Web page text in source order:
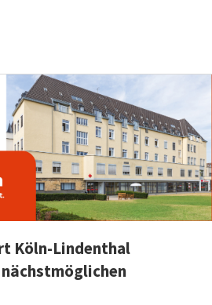
Köln-Lindenthal